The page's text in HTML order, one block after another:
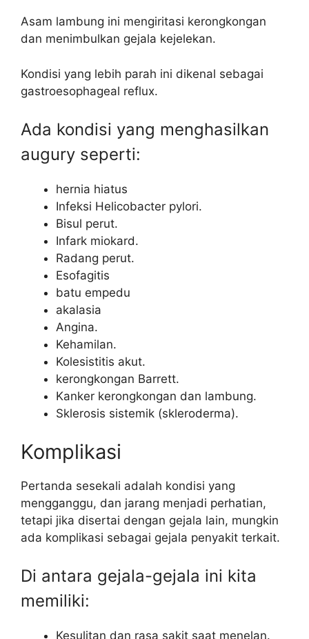
Asam lambung ini mengiritasi kerongkongan
dan menimbulkan gejala kejelekan.
Kondisi yang lebih parah ini dikenal sebagai
gastroesophageal reflux.
Ada kondisi yang menghasilkan
augury seperti:
hernia hiatus
Infeksi Helicobacter pylori.
Bisul perut.
Infark miokard.
Radang perut.
Esofagitis
batu empedu
akalasia
Angina.
Kehamilan.
Kolesistitis akut.
kerongkongan Barrett.
Kanker kerongkongan dan lambung.
Sklerosis sistemik (skleroderma).
Komplikasi
Pertanda sesekali adalah kondisi yang
mengganggu, dan jarang menjadi perhatian,
tetapi jika disertai dengan gejala lain, mungkin
ada komplikasi sebagai gejala penyakit terkait.
Di antara gejala-gejala ini kita
memiliki:
Kesulitan dan rasa sakit saat menelan.